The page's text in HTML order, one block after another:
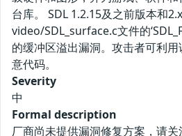
台库。 SDL 1.2.15及之前版本和
video/SDL_surface.c文件的
的缓冲区溢出漏洞。攻击者可利
意代码。
Severity
中
Formal description
厂商尚未提供漏洞修复方案，请关